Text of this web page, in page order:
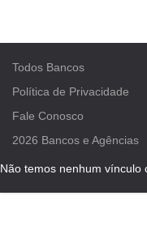
Todos Bancos
Política de Privacidade
Fale Conosco
2026 Bancos e Agências
Não temos nenhum vínculo